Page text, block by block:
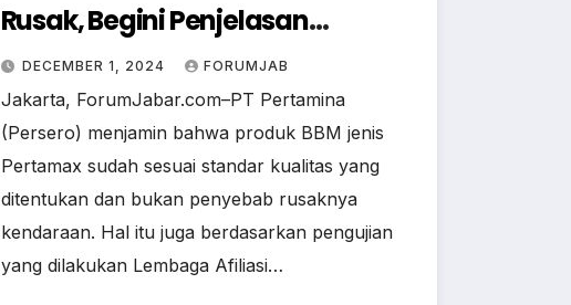
Rusak, Begini Penjelasan
Pertamina
DECEMBER 1, 2024 FORUMJAB
Jakarta, ForumJabar.com–PT Pertamina
(Persero) menjamin bahwa produk BBM jenis
Pertamax sudah sesuai standar kualitas yang
ditentukan dan bukan penyebab rusaknya
kendaraan. Hal itu juga berdasarkan pengujian
yang dilakukan Lembaga Afiliasi…